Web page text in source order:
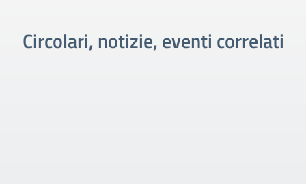
Circolari, notizie, eventi correlati